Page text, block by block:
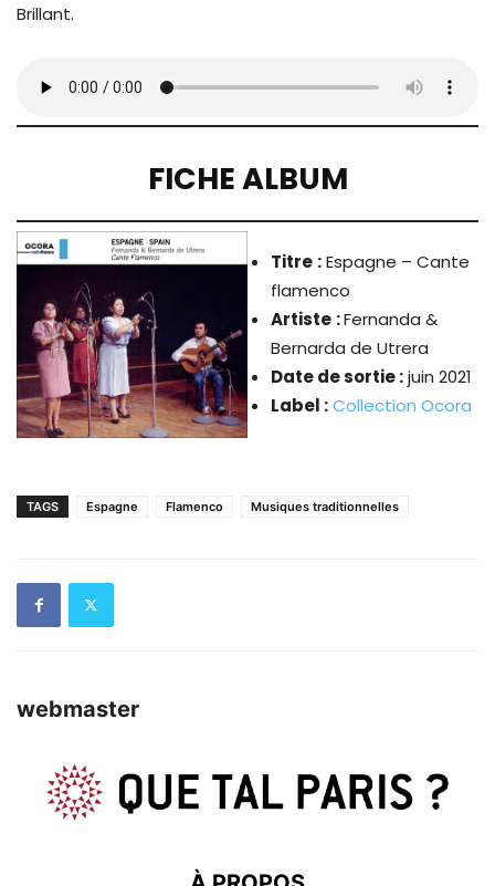
Brillant.
FICHE ALBUM
Titre :Espagne – Cante
flamenco
Artiste :Fernanda &
Bernarda de Utrera
Date de sortie :juin 2021
Label :Collection Ocora
TAGS Espagne Flamenco Musiques traditionnelles
webmaster